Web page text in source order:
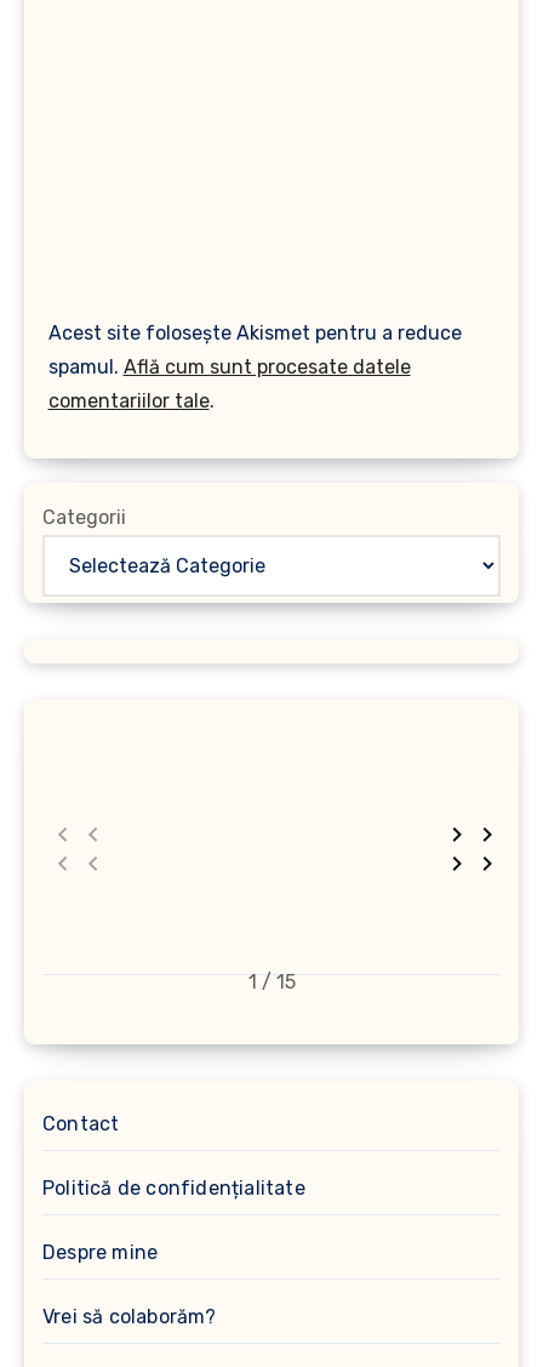
Acest site folosește Akismet pentru a reduce
spamul. Află cum sunt procesate datele
comentariilor tale.
Categorii
1 / 15
Contact
Politică de confidențialitate
Despre mine
Vrei să colaborăm?